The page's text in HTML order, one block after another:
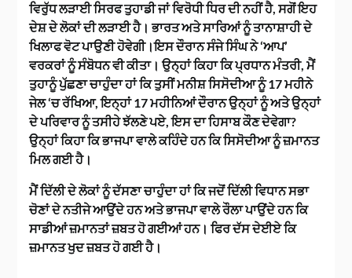
ਵਿਰੁੱਧ ਲੜਾਈ ਸਿਰਫ ਤੁਹਾਡੀ ਜਾਂ ਵਿਰੋਧੀ ਧਿਰ ਦੀ ਨਹੀਂ ਹੈ, ਸਗੋਂ ਇਹ
ਦੇਸ਼ ਦੇ ਲੋਕਾਂ ਦੀ ਲੜਾਈ ਹੈ। ਭਾਰਤ ਅਤੇ ਸਾਰਿਆਂ ਨੂੰ ਤਾਨਾਸ਼ਾਹੀ ਦੇ
ਖਿਲਾਫ ਵੋਟ ਪਾਉਣੀ ਹੋਵੇਗੀ।ਇਸ ਦੌਰਾਨ ਸੰਜੇ ਸਿੰਘ ਨੇ ‘ਆਪ’
ਵਰਕਰਾਂ ਨੂੰ ਸੰਬੋਧਨ ਵੀ ਕੀਤਾ। ਉਨ੍ਹਾਂ ਕਿਹਾ ਕਿ ਪ੍ਰਧਾਨ ਮੰਤਰੀ, ਮੈਂ
ਤੁਹਾਨੂੰ ਪੁੱਛਣਾ ਚਾਹੁੰਦਾ ਹਾਂ ਕਿ ਤੁਸੀਂ ਮਨੀਸ਼ ਸਿਸੋਦੀਆ ਨੂੰ 17 ਮਹੀਨੇ
ਜੇਲ ‘ਚ ਰੱਖਿਆ, ਇਨ੍ਹਾਂ 17 ਮਹੀਨਿਆਂ ਦੌਰਾਨ ਉਨ੍ਹਾਂ ਨੂੰ ਅਤੇ ਉਨ੍ਹਾਂ
ਦੇ ਪਰਿਵਾਰ ਨੂੰ ਤਸੀਹੇ ਝੱਲਣੇ ਪਏ, ਇਸ ਦਾ ਹਿਸਾਬ ਕੌਣ ਦੇਵੇਗਾ?
ਉਨ੍ਹਾਂ ਕਿਹਾ ਕਿ ਭਾਜਪਾ ਵਾਲੇ ਕਹਿੰਦੇ ਹਨ ਕਿ ਸਿਸੋਦੀਆ ਨੂੰ ਜ਼ਮਾਨਤ
ਮਿਲ ਗਈ ਹੈ।
ਮੈਂ ਦਿੱਲੀ ਦੇ ਲੋਕਾਂ ਨੂੰ ਦੱਸਣਾ ਚਾਹੁੰਦਾ ਹਾਂ ਕਿ ਜਦੋਂ ਦਿੱਲੀ ਵਿਧਾਨ ਸਭਾ
ਚੋਣਾਂ ਦੇ ਨਤੀਜੇ ਆਉਂਦੇ ਹਨ ਅਤੇ ਭਾਜਪਾ ਵਾਲੇ ਰੌਲਾ ਪਾਉਂਦੇ ਹਨ ਕਿ
ਸਾਡੀਆਂ ਜ਼ਮਾਨਤਾਂ ਜ਼ਬਤ ਹੋ ਗਈਆਂ ਹਨ। ਫਿਰ ਦੱਸ ਦੇਈਏ ਕਿ
ਜ਼ਮਾਨਤ ਖੁਦ ਜ਼ਬਤ ਹੋ ਗਈ ਹੈ।